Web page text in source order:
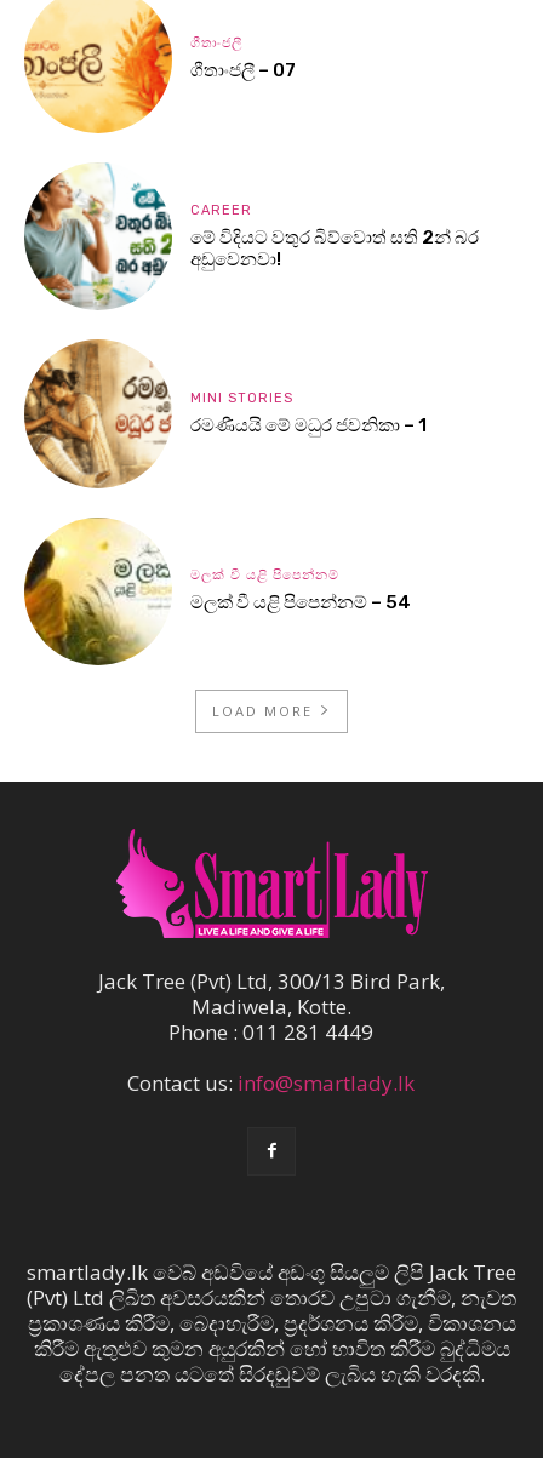
ගීතාංජලී
ගීතාංජලී – 07
CAREER
මේ විදියට වතුර බිව්වොත් සති 2න් බර
අඩුවෙනවා!
MINI STORIES
රමණීයයි මේ මධුර ජවනිකා – 1
මලක් වී යළි පිපෙන්නම්
මලක් වී යළි පිපෙන්නම් – 54
LOAD MORE
Jack Tree (Pvt) Ltd, 300/13 Bird Park,
Madiwela, Kotte.
Phone : 011 281 4449
Contact us: info@smartlady.lk
smartlady.lk වෙබ් අඩවියේ අඩංගු සියලුම ලිපි Jack Tree
(Pvt) Ltd ලිඛිත අවසරයකින් තොරව උපුටා ගැනීම, නැවත
ප්‍රකාශණය කිරීම, බෙදාහැරීම, ප්‍රදර්ශනය කිරීම, විකාශනය
කිරීම ඇතුළුව කුමන අයුරකින් හෝ භාවිත කිරීම බුද්ධිමය
දේපල පනත යටතේ සිරදඬුවම් ලැබිය හැකි වරදකි.